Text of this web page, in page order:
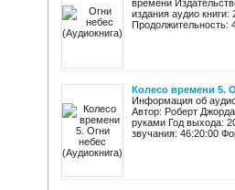
времени
издания аудио
Продолжительность:
Колесо времени 5.
Информация об
Автор: Роберт
руками Год выхода:
звучания: 46:20:00